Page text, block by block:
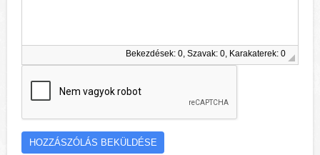
Bekezdések: 0, Szavak: 0, Karakaterek: 0